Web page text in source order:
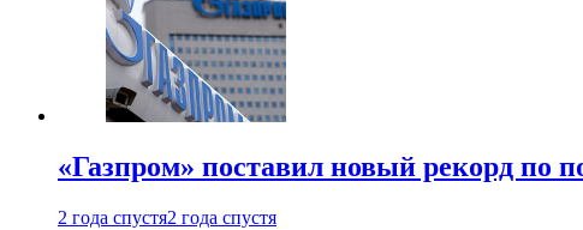
«Газпром» поставил новый рекорд по
2 года спустя2 года спустя